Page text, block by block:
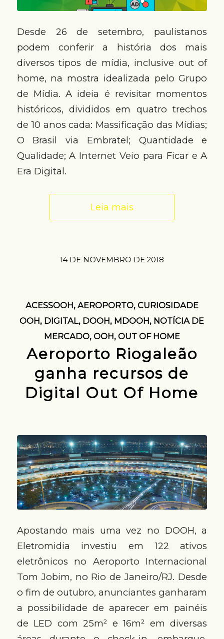
Desde 26 de setembro, paulistanos
podem conferir a história dos mais
diversos tipos de mídia, inclusive out of
home, na mostra idealizada pelo Grupo
de Mídia. A ideia é revisitar momentos
históricos, divididos em quatro trechos
de 10 anos cada: Massificação das Mídias;
O Brasil via Embratel; Quantidade e
Qualidade; A Internet Veio para Ficar e A
Era Digital.
Leia mais
14 DE NOVEMBRO DE 2018
ACESSOOH, AEROPORTO, CURIOSIDADE
OOH, DIGITAL, DOOH, MDOOH, NOTÍCIA DE
MERCADO, OOH, OUT OF HOME
Aeroporto Riogaleão
ganha recursos de
Digital Out Of Home
Apostando mais uma vez no DOOH, a
Eletromidia investiu em 122 ativos
eletrônicos no Aeroporto Internacional
Tom Jobim, no Rio de Janeiro/RJ. Desde
o fim de outubro, anunciantes ganharam
a possibilidade de aparecer em painéis
de LED com 25m² e 16m² em diversas